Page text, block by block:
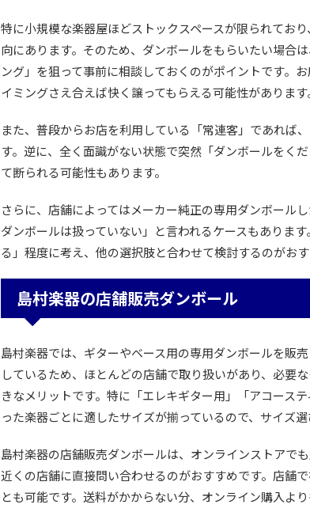
特に小規模な楽器屋ほどストックスペースが限られてお
向にあります。そのため、ダンボールをもらいたい場合
ング」を狙って事前に相談しておくのがポイントです。
イミングさえ合えば快く譲ってもらえる可能性があります
また、普段からお店を利用している「常連客」であれば
す。逆に、全く面識がない状態で突然「ダンボールをく
て断られる可能性もあります。
さらに、店舗によってはメーカー純正の専用ダンボール
ダンボールは扱っていない」と言われるケースもありま
る」程度に考え、他の選択肢と合わせて検討するのがおす
島村楽器の店舗販売ダンボール
島村楽器では、ギターやベース用の専用ダンボールを販
しているため、ほとんどの店舗で取り扱いがあり、必要
きなメリットです。特に「エレキギター用」「アコース
った楽器ごとに適したサイズが揃っているので、サイズ
島村楽器の店舗販売ダンボールは、オンラインストアで
近くの店舗に直接問い合わせるのがおすすめです。店舗
とも可能です。送料がかからない分、オンライン購入よ